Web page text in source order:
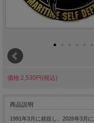
価格:2,530円(税込)
商品説明
1991年3月に就役し、2026年3月